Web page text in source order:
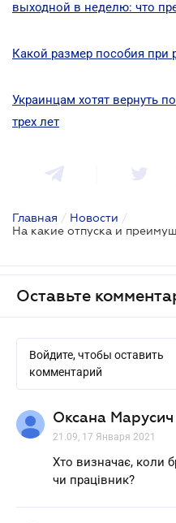
выходной в неделю: что
Какой размер пособия при
Украинцам хотят вернуть
трех лет
Главная / Новости /
Оставьте
Войдите, чтобы оставить
комментарий
Оксана Марусич
21.09, 17 Января 2021
Хто визначає, коли
чи працівник?